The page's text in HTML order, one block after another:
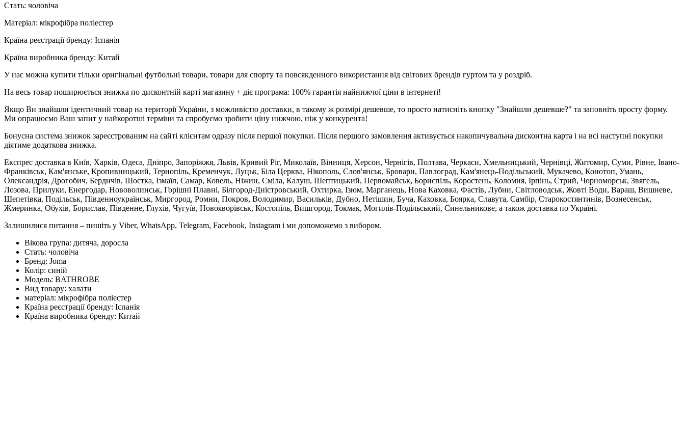
Стать: чоловіча
Матеріал: мікрофібра поліестер
Країна реєстрації бренду: Іспанія
Країна виробника бренду: Китай
У нас можна купити тільки оригінальні футбольні товари, товари для спорту та повсякденного використання від світових брендів гуртом та у роздріб.
На весь товар поширюється знижка по дисконтній карті магазину + діє програма: 100% гарантія найнижчої ціни в інтернеті!
Якщо Ви знайшли ідентичний товар на території України, з можливістю доставки, в такому ж розмірі дешевше, то просто натисніть кнопку "Знайшли дешевше?" та заповніть просту форму.
Ми опрацюємо Ваш запит у найкоротші терміни та спробуємо зробити ціну нижчою, ніж у конкурента!
Бонусна система знижок зареєстрованим на сайті клієнтам одразу після першої покупки. Після першого замовлення активується накопичувальна дисконтна карта і на всі наступні покупки
діятиме додаткова знижка.
Експрес доставка в Київ, Харків, Одеса, Дніпро, Запоріжжя, Львів, Кривий Ріг, Миколаїв, Вінниця, Херсон, Чернігів, Полтава, Черкаси, Хмельницький, Чернівці, Житомир, Суми, Рівне, Івано-
Франківськ, Кам'янське, Кропивницький, Тернопіль, Кременчук, Луцьк, Біла Церква, Нікополь, Слов'янськ, Бровари, Павлоград, Кам'янець-Подільський, Мукачево, Конотоп, Умань,
Олександрія, Дрогобич, Бердичів, Шостка, Ізмаїл, Самар, Ковель, Ніжин, Сміла, Калуш, Шептицький, Первомайськ, Бориспіль, Коростень, Коломия, Ірпінь, Стрий, Чорноморськ, Звягель,
Лозова, Прилуки, Енергодар, Нововолинськ, Горішні Плавні, Білгород-Дністровський, Охтирка, Ізюм, Марганець, Нова Каховка, Фастів, Лубни, Світловодськ, Жовті Води, Вараш, Вишневе,
Шепетівка, Подільськ, Південноукраїнськ, Миргород, Ромни, Покров, Володимир, Васильків, Дубно, Нетішин, Буча, Каховка, Боярка, Славута, Самбір, Старокостянтинів, Вознесенськ,
Жмеринка, Обухів, Борислав, Південне, Глухів, Чугуїв, Новояворівськ, Костопіль, Вишгород, Токмак, Могилів-Подільський, Синельникове, а також доставка по Україні.
Залишилися питання – пишіть у Viber, WhatsApp, Telegram, Facebook, Instagram і ми допоможемо з вибором.
Вікова група: дитяча, доросла
Стать: чоловіча
Бренд: Joma
Колір: синій
Модель: BATHROBE
Вид товару: халати
матеріал: мікрофібра поліестер
Країна реєстрації бренду: Іспанія
Країна виробника бренду: Китай